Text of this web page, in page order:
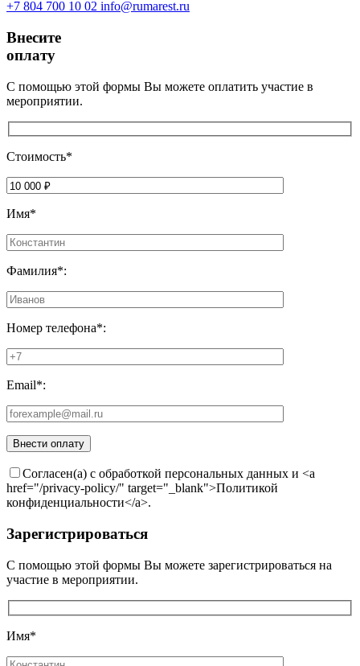
+7 804 700 10 02 info@rumarest.ru
Внесите
оплату
С помощью этой формы Вы можете оплатить участие в
мероприятии.
Стоимость*
Имя*
Фамилия*:
Номер телефона*:
Email*:
Согласен(а) с обработкой персональных данных и <a
href="/privacy-policy/" target="_blank">Политикой
конфиденциальности</a>.
Зарегистрироваться
С помощью этой формы Вы можете зарегистрироваться на
участие в мероприятии.
Имя*